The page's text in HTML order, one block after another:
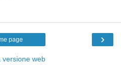
›
page
versione web